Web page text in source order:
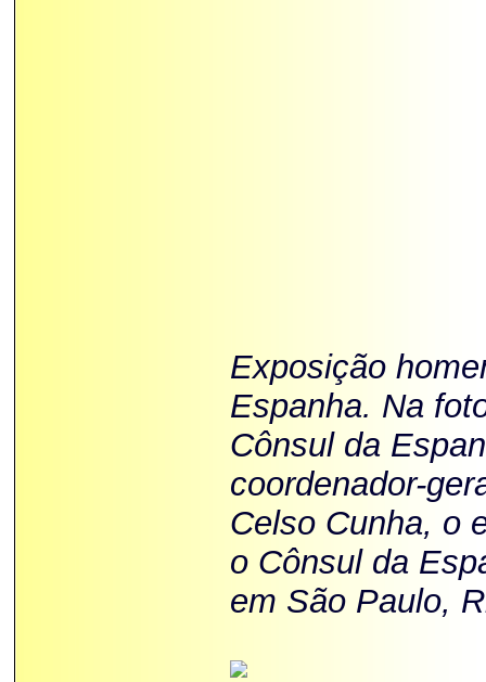
Exposição
Espanha. Na
Cônsul da
coordenador-
Celso Cunha, o
o Cônsul da
em São Paulo,